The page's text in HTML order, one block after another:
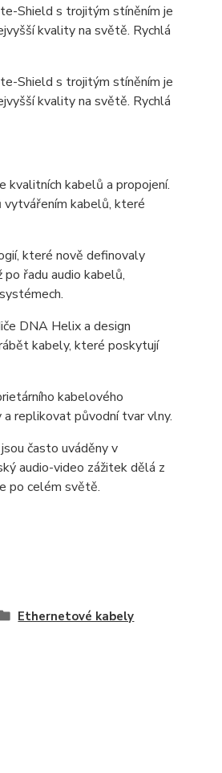
Shield s trojitým stíněním je
kvality na světě. Rychlá
Shield s trojitým stíněním je
kvality na světě. Rychlá
kabelů a propojení.
kabelů, které
které nově definovaly
řadu audio kabelů,
DNA Helix a design
kabely, které poskytují
kabelového
replikovat původní tvar vlny.
často uváděny v
audio-video zážitek dělá z
po celém světě.
Ethernetové kabely